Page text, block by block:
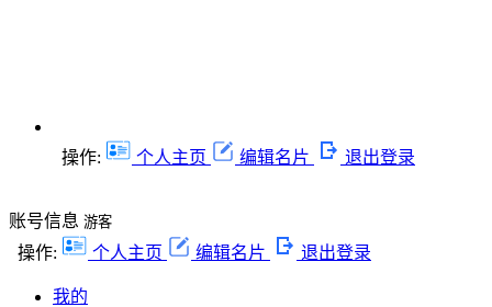
操作: 个人主页 编辑名片 退出登录
账号信息 游客
操作: 个人主页 编辑名片 退出登录
我的